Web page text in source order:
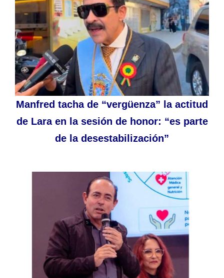
Manfred tacha de “vergüenza” la actitud
de Lara en la sesión de honor: “es parte
de la desestabilización”